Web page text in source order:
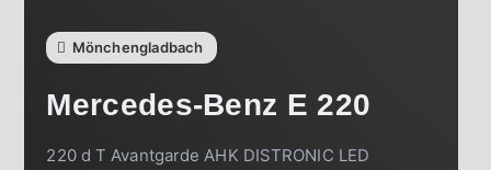
Mönchengladbach
Mercedes-Benz E 220
220 d T Avantgarde AHK DISTRONIC LED